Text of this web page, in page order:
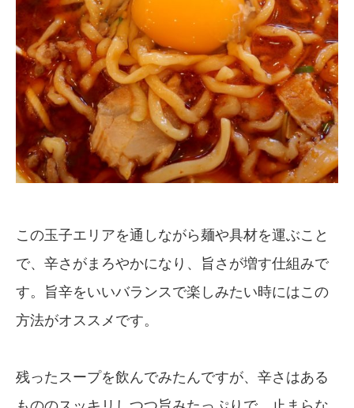
この玉子エリアを通しながら麺や具材を運ぶこと
で、辛さがまろやかになり、旨さが増す仕組みで
す。旨辛をいいバランスで楽しみたい時にはこの
方法がオススメです。
残ったスープを飲んでみたんですが、辛さはある